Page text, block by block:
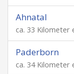
Ahnatal
ca. 33 Kilometer
Paderborn
ca. 34 Kilometer